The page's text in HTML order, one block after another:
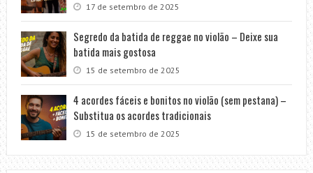
17 de setembro de 2025
Segredo da batida de reggae no violão – Deixe sua
batida mais gostosa
15 de setembro de 2025
4 acordes fáceis e bonitos no violão (sem pestana) –
Substitua os acordes tradicionais
15 de setembro de 2025